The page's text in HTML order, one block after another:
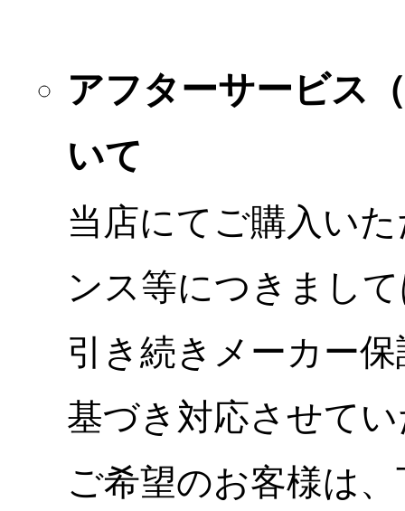
アフターサービス
いて
当店にてご購入い
ンス等につきまし
引き続きメーカー
基づき対応させて
ご希望のお客様は